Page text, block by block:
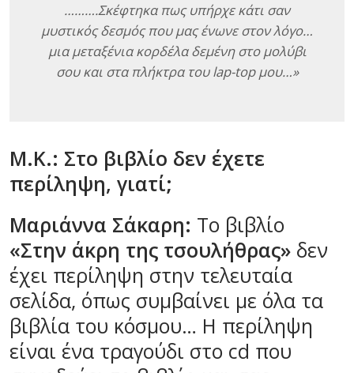
……….Σκέφτηκα πως υπήρχε κάτι σαν
μυστικός δεσμός που μας ένωνε στον λόγο…
μια μεταξένια κορδέλα δεμένη στο μολύβι
σου και στα πλήκτρα του lap-top μου…»
Μ.Κ.: Στο βιβλίο δεν έχετε
περίληψη, γιατί;
Μαριάννα Σάκαρη: Το βιβλίο
«Στην άκρη της τσουλήθρας» δεν
έχει περίληψη στην τελευταία
σελίδα, όπως συμβαίνει με όλα τα
βιβλία του κόσμου… Η περίληψη
είναι ένα τραγούδι στο cd που